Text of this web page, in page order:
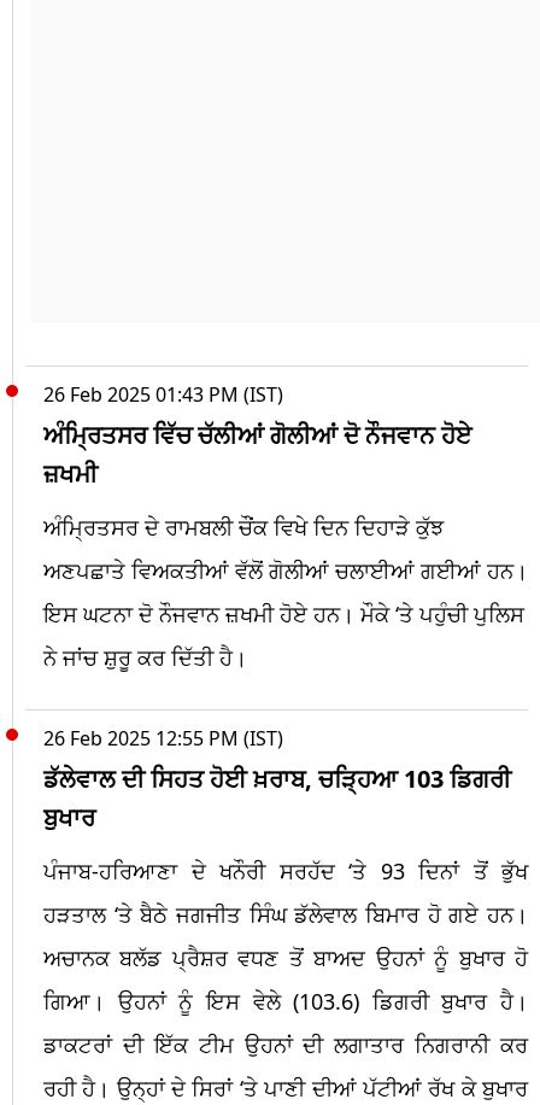
26 Feb 2025 01:43 PM (IST)
ਅੰਮ੍ਰਿਤਸਰ ਵਿੱਚ ਚੱਲੀਆਂ ਗੋਲੀਆਂ ਦੋ ਨੌਜਵਾਨ ਹੋਏ
ਜ਼ਖਮੀ
ਅੰਮ੍ਰਿਤਸਰ ਦੇ ਰਾਮਬਲੀ ਚੌਂਕ ਵਿਖੇ ਦਿਨ ਦਿਹਾੜੇ ਕੁੱਝ
ਅਣਪਛਾਤੇ ਵਿਅਕਤੀਆਂ ਵੱਲੋਂ ਗੋਲੀਆਂ ਚਲਾਈਆਂ ਗਈਆਂ ਹਨ।
ਇਸ ਘਟਨਾ ਦੋ ਨੌਜਵਾਨ ਜ਼ਖਮੀ ਹੋਏ ਹਨ। ਮੌਕੇ ‘ਤੇ ਪਹੁੰਚੀ ਪੁਲਿਸ
ਨੇ ਜਾਂਚ ਸ਼ੁਰੂ ਕਰ ਦਿੱਤੀ ਹੈ।
26 Feb 2025 12:55 PM (IST)
ਡੱਲੇਵਾਲ ਦੀ ਸਿਹਤ ਹੋਈ ਖ਼ਰਾਬ, ਚੜ੍ਹਿਆ 103 ਡਿਗਰੀ
ਬੁਖਾਰ
ਪੰਜਾਬ-ਹਰਿਆਣਾ ਦੇ ਖਨੌਰੀ ਸਰਹੱਦ ‘ਤੇ 93 ਦਿਨਾਂ ਤੋਂ ਭੁੱਖ
ਹੜਤਾਲ ‘ਤੇ ਬੈਠੇ ਜਗਜੀਤ ਸਿੰਘ ਡੱਲੇਵਾਲ ਬਿਮਾਰ ਹੋ ਗਏ ਹਨ।
ਅਚਾਨਕ ਬਲੱਡ ਪ੍ਰੈਸ਼ਰ ਵਧਣ ਤੋਂ ਬਾਅਦ ਉਹਨਾਂ ਨੂੰ ਬੁਖਾਰ ਹੋ
ਗਿਆ। ਉਹਨਾਂ ਨੂੰ ਇਸ ਵੇਲੇ (103.6) ਡਿਗਰੀ ਬੁਖਾਰ ਹੈ।
ਡਾਕਟਰਾਂ ਦੀ ਇੱਕ ਟੀਮ ਉਹਨਾਂ ਦੀ ਲਗਾਤਾਰ ਨਿਗਰਾਨੀ ਕਰ
ਰਹੀ ਹੈ। ਉਨ੍ਹਾਂ ਦੇ ਸਿਰਾਂ ‘ਤੇ ਪਾਣੀ ਦੀਆਂ ਪੱਟੀਆਂ ਰੱਖ ਕੇ ਬੁਖਾਰ